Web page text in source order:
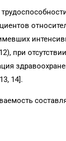
при
14].